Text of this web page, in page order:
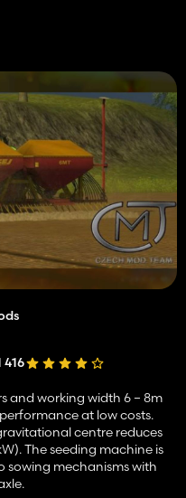
416
and working width 6 – 8m
at low costs.
centre reduces
The seeding machine is
sowing mechanisms with